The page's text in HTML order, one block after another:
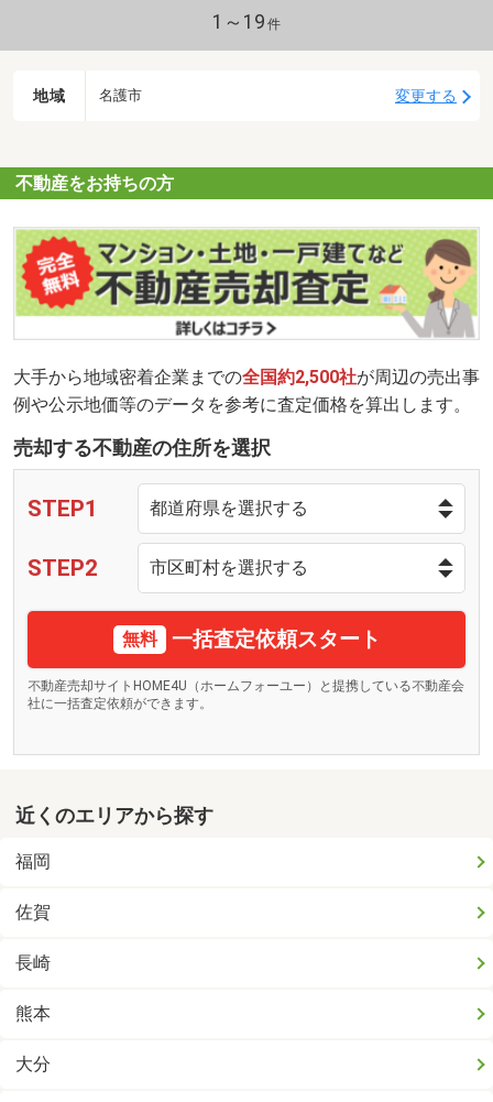
1～19 件
地域 名護市 変更する
不動産をお持ちの方
大手から地域密着企業までの全国約2,500社が周辺の売出事
例や公示地価等のデータを参考に査定価格を算出します。
売却する不動産の住所を選択
STEP1
STEP2
無料 一括査定依頼スタート
不動産売却サイトHOME4U（ホームフォーユー）と提携している不動産会
社に一括査定依頼ができます。
近くのエリアから探す
福岡
佐賀
長崎
熊本
大分